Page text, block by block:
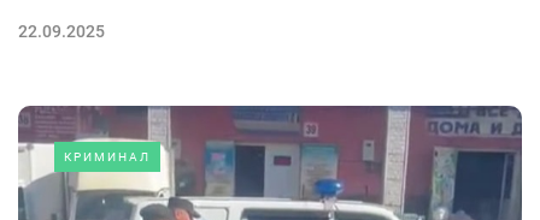
22.09.2025
КРИМИНАЛ